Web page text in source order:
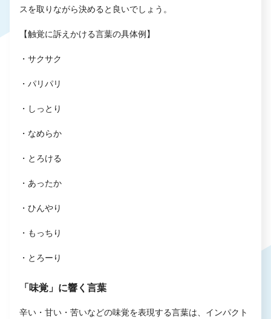
スを取りながら決めると良いでしょう。
【触覚に訴えかける言葉の具体例】
・サクサク
・パリパリ
・しっとり
・なめらか
・とろける
・あったか
・ひんやり
・もっちり
・とろーり
「味覚」に響く言葉
辛い・甘い・苦いなどの味覚を表現する言葉は、インパクト